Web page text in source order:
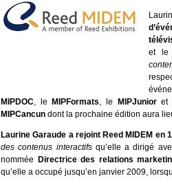
et
MIPDOC, le MIPFormats, le MIPJunioret
MIPCancun dont la prochaine édition aura
Laurine Garaude a rejoint Reed MIDEM en
des contenus interactifsqu’elle a dirigé
nommée
Directrice des relations
qu’elle a occupé jusqu’en janvier 2009,